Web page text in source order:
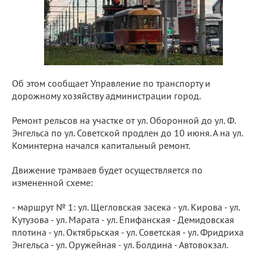
Об этом сообщает Управление по транспорту и
дорожному хозяйству администрации город.
Ремонт рельсов на участке от ул. Оборонной до ул. Ф.
Энгельса по ул. Советской продлен до 10 июня. А на ул.
Коминтерна начался капитальный ремонт.
Движение трамваев будет осуществляется по
измененной схеме:
- маршрут № 1: ул. Щегловская засека - ул. Кирова - ул.
Кутузова - ул. Марата - ул. Епифанская - Демидовская
плотина - ул. Октябрьская - ул. Советская - ул. Фридриха
Энгельса - ул. Оружейная - ул. Болдина - Автовокзал.